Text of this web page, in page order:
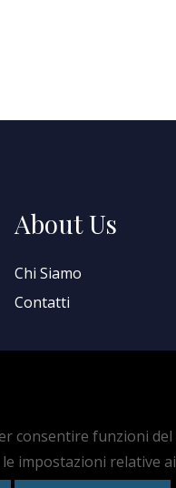
consentire funzioni
impostazioni relative
About Us
Chi Siamo
Contatti